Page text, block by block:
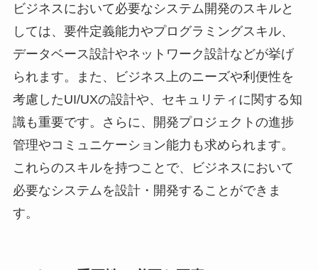
ビジネスにおいて必要なシステム開発のスキルと
しては、要件定義能力やプログラミングスキル、
データベース設計やネットワーク設計などが挙げ
られます。また、ビジネス上のニーズや利便性を
考慮したUI/UXの設計や、セキュリティに関する知
識も重要です。さらに、開発プロジェクトの進捗
管理やコミュニケーション能力も求められます。
これらのスキルを持つことで、ビジネスにおいて
必要なシステムを設計・開発することができま
す。